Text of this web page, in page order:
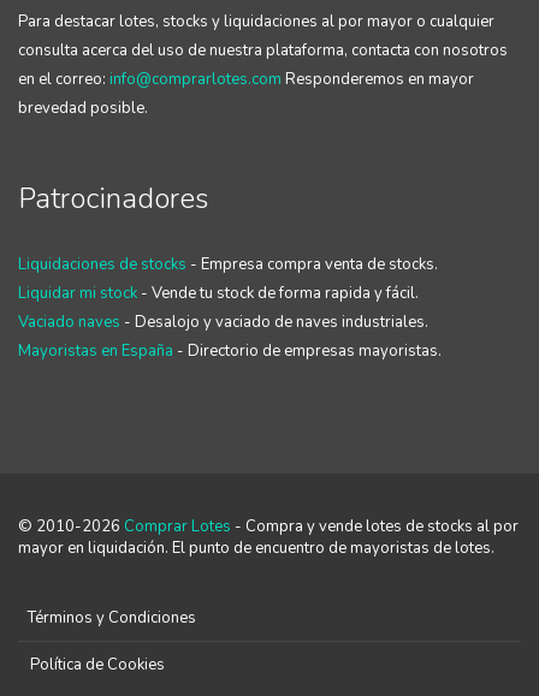
Para destacar lotes, stocks y liquidaciones al por mayor o cualquier
consulta acerca del uso de nuestra plataforma, contacta con nosotros
en el correo: info@comprarlotes.com Responderemos en mayor
brevedad posible.
Patrocinadores
Liquidaciones de stocks - Empresa compra venta de stocks.
Liquidar mi stock - Vende tu stock de forma rapida y fácil.
Vaciado naves - Desalojo y vaciado de naves industriales.
Mayoristas en España - Directorio de empresas mayoristas.
© 2010-2026 Comprar Lotes - Compra y vende lotes de stocks al por
mayor en liquidación. El punto de encuentro de mayoristas de lotes.
Términos y Condiciones
Política de Cookies